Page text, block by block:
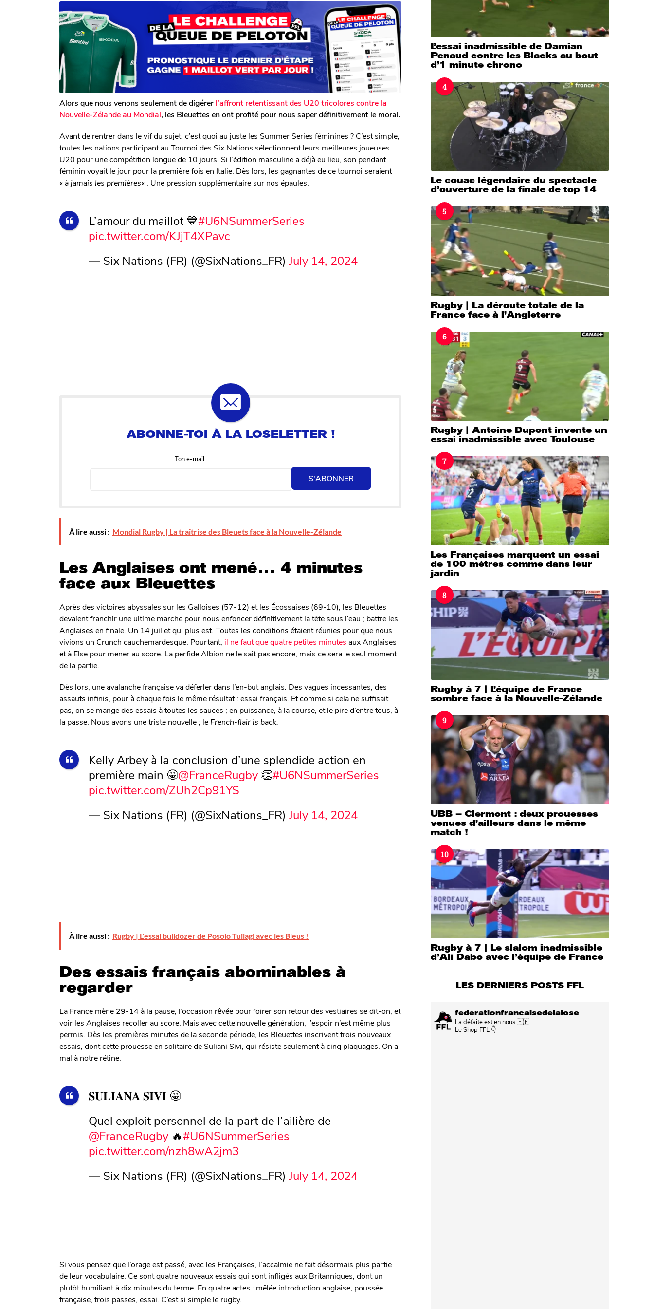
n
s
a
g
o
r
T
o
m
G
a
l
e
r
o
n
s
a
o
Alors que nous venons seulement de digérer l’affront retentissant des U20 tricolores contre la
Nouvelle-Zélande au Mondial, les Bleuettes en ont profité pour nous saper définitivement le moral.
Avant de rentrer dans le vif du sujet, c’est quoi au juste les Summer Series féminines ? C’est simple,
toutes les nations participant au Tournoi des Six Nations sélectionnent leurs meilleures joueuses
U20 pour une compétition longue de 10 jours. Si l’édition masculine a déjà eu lieu, son pendant
féminin voyait le jour pour la première fois en Italie. Dès lors, les gagnantes de ce tournoi seraient
«à jamais les premières« . Une pression supplémentaire sur nos épaules.
L’amour du maillot 💙#U6NSummerSeries
pic.twitter.com/KJjT4XPavc
— Six Nations (FR) (@SixNations_FR)July 14, 2024
Ton e-mail :
S'ABONNER
À lire aussi : Mondial Rugby | La traîtrise des Bleuets face à la Nouvelle-Zélande
Les Anglaises ont mené… 4 minutes
face aux Bleuettes
Après des victoires abyssales sur les Galloises (57-12) et les Écossaises (69-10), les Bleuettes
devaient franchir une ultime marche pour nous enfoncer définitivement la tête sous l’eau ; battre les
Anglaises en finale. Un 14 juillet qui plus est. Toutes les conditions étaient réunies pour que nous
vivions un Crunch cauchemardesque. Pourtant, il ne faut que quatre petites minutes aux Anglaises
et à Else pour mener au score. La perfide Albion ne le sait pas encore, mais ce sera le seul moment
de la partie.
Dès lors, une avalanche française va déferler dans l’en-but anglais. Des vagues incessantes, des
assauts infinis, pour à chaque fois le même résultat : essai français. Et comme si cela ne suffisait
pas, on se mange des essais à toutes les sauces ; en puissance, à la course, et le pire d’entre tous, à
la passe. Nous avons une triste nouvelle ; le French-flair is back.
Kelly Arbey à la conclusion d’une splendide action en
première main 🤩@FranceRugby 👏#U6NSummerSeries
pic.twitter.com/ZUh2Cp91YS
— Six Nations (FR) (@SixNations_FR)July 14, 2024
À lire aussi : Rugby | L'essai bulldozer de Posolo Tuilagi avec les Bleus !
Des essais français abominables à
regarder
La France mène 29-14 à la pause, l’occasion rêvée pour foirer son retour des vestiaires se dit-on, et
voir les Anglaises recoller au score. Mais avec cette nouvelle génération, l’espoir n’est même plus
permis. Dès les premières minutes de la seconde période, les Bleuettes inscrivent trois nouveaux
essais, dont cette prouesse en solitaire de Suliani Sivi, qui résiste seulement à cinq plaquages. On a
mal à notre rétine.
𝐒𝐔𝐋𝐈𝐀𝐍𝐀 𝐒𝐈𝐕𝐈 🤩
Quel exploit personnel de la part de l’ailière de
@FranceRugby 🔥#U6NSummerSeries
pic.twitter.com/nzh8wA2jm3
— Six Nations (FR) (@SixNations_FR)July 14, 2024
Si vous pensez que l’orage est passé, avec les Françaises, l’accalmie ne fait désormais plus partie
de leur vocabulaire. Ce sont quatre nouveaux essais qui sont infligés aux Britanniques, dont un
plutôt humiliant à dix minutes du terme. En quatre actes : mêlée introduction anglaise, poussée
française, trois passes, essai. C’est si simple le rugby.
L’essai inadmissible de Damian
Penaud contre les Blacks au bout
d’1 minute chrono
4
Le couac légendaire du spectacle
d’ouverture de la finale de top 14
5
Rugby | La déroute totale de la
France face à l’Angleterre
6
Rugby | Antoine Dupont invente un
essai inadmissible avec Toulouse
7
Les Françaises marquent un essai
de 100 mètres comme dans leur
jardin
8
Rugby à 7 | L’équipe de France
sombre face à la Nouvelle-Zélande
9
UBB – Clermont : deux prouesses
venues d’ailleurs dans le même
match !
10
Rugby à 7 | Le slalom inadmissible
d’Ali Dabo avec l’équipe de France
LES DERNIERS POSTS FFL
federationfrancaisedelalose
La défaite est en nous 🇫🇷
Le Shop FFL 👇